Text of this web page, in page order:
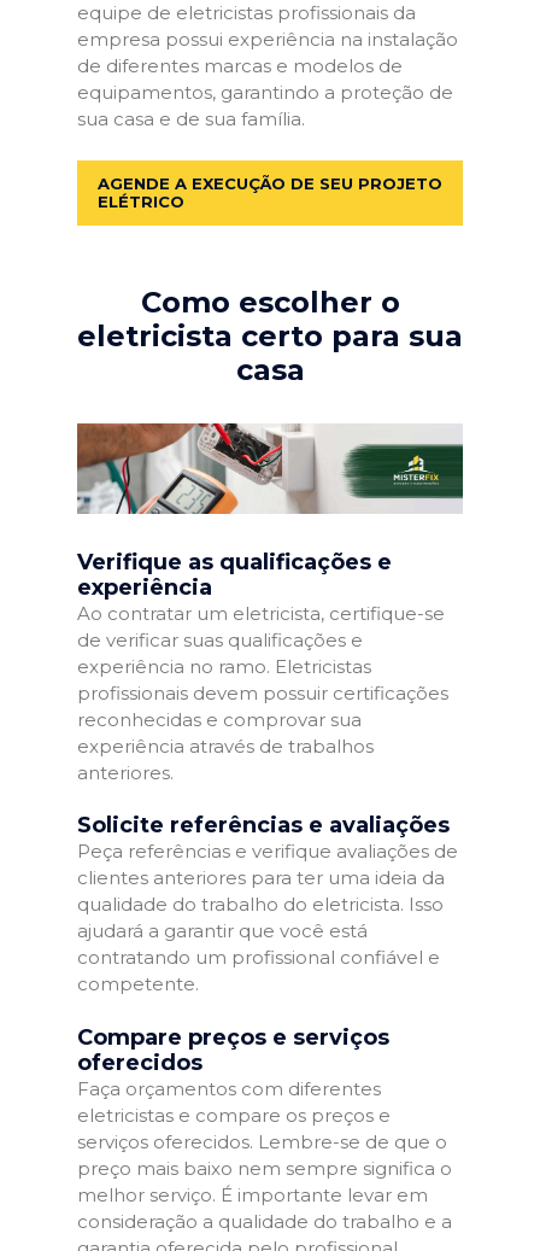
equipe de eletricistas profissionais da
empresa possui experiência na instalação
de diferentes marcas e modelos de
equipamentos, garantindo a proteção de
sua casa e de sua família.
AGENDE A EXECUÇÃO DE SEU PROJETO
ELÉTRICO
Como escolher o
eletricista certo para sua
casa
Verifique as qualificações e
experiência
Ao contratar um eletricista, certifique-se
de verificar suas qualificações e
experiência no ramo. Eletricistas
profissionais devem possuir certificações
reconhecidas e comprovar sua
experiência através de trabalhos
anteriores.
Solicite referências e avaliações
Peça referências e verifique avaliações de
clientes anteriores para ter uma ideia da
qualidade do trabalho do eletricista. Isso
ajudará a garantir que você está
contratando um profissional confiável e
competente.
Compare preços e serviços
oferecidos
Faça orçamentos com diferentes
eletricistas e compare os preços e
serviços oferecidos. Lembre-se de que o
preço mais baixo nem sempre significa o
melhor serviço. É importante levar em
consideração a qualidade do trabalho e a